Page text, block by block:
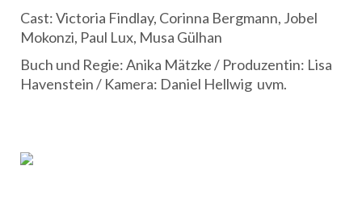
Cast: Victoria Findlay, Corinna Bergmann, Jobel
Mokonzi, Paul Lux, Musa Gülhan
Buch und Regie: Anika Mätzke / Produzentin: Lisa
Havenstein / Kamera: Daniel Hellwig uvm.